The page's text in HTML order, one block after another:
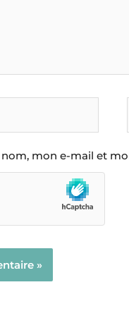
mon e-mail et